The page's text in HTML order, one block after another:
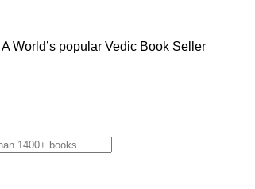
World’s popular Vedic Book Seller